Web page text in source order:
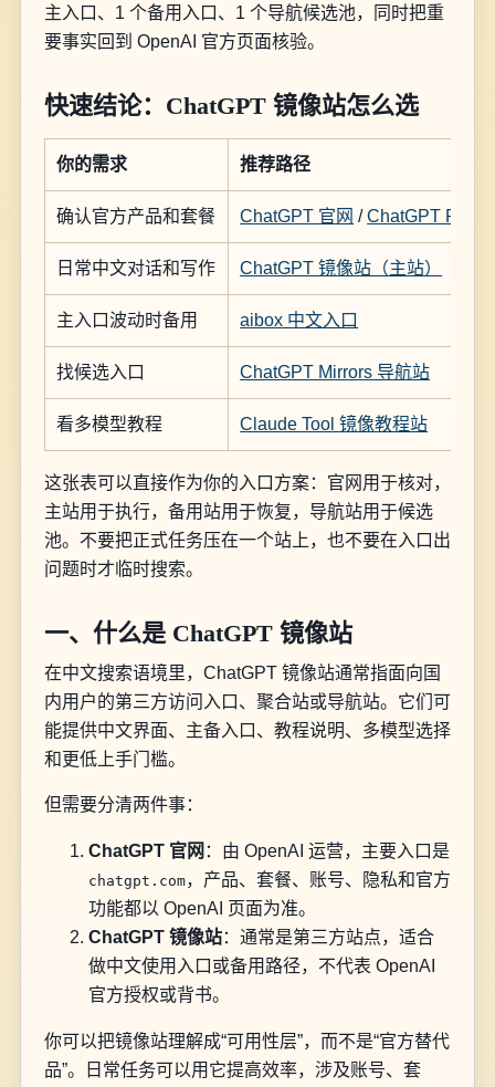
主入口、1 个备用入口、1 个导航候选池，同时把重
要事实回到 OpenAI 官方页面核验。
快速结论：ChatGPT 镜像站怎么选
你的需求 推荐路径
确认官方产品和套餐 ChatGPT 官网 /ChatGPT
日常中文对话和写作 ChatGPT 镜像站（主站）
主入口波动时备用 aibox 中文入口
找候选入口 ChatGPT Mirrors 导航站
看多模型教程 Claude Tool 镜像教程站
这张表可以直接作为你的入口方案：官网用于核对，
主站用于执行，备用站用于恢复，导航站用于候选
池。不要把正式任务压在一个站上，也不要在入口出
问题时才临时搜索。
一、什么是 ChatGPT 镜像站
在中文搜索语境里，ChatGPT 镜像站通常指面向国
内用户的第三方访问入口、聚合站或导航站。它们可
能提供中文界面、主备入口、教程说明、多模型选择
和更低上手门槛。
但需要分清两件事：
ChatGPT 官网 ：由 OpenAI 运营，主要入口是
chatgpt.com，产品、套餐、账号、隐私和官方
功能都以 OpenAI 页面为准。
ChatGPT 镜像站：通常是第三方站点，适合
做中文使用入口或备用路径，不代表 OpenAI
官方授权或背书。
你可以把镜像站理解成“可用性层”，而不是“官方替代
品”。日常任务可以用它提高效率，涉及账号、套